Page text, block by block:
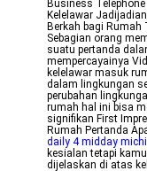
Business
Kelelawar
Berkah bagi
Sebagian orang
suatu pertanda
mempercayainya
kelelawar masuk
dalam lingkungan
perubahan
rumah hal ini bisa
signifikan First
Rumah Pertanda
daily 4 midday
kesialan tetapi
dijelaskan di atas